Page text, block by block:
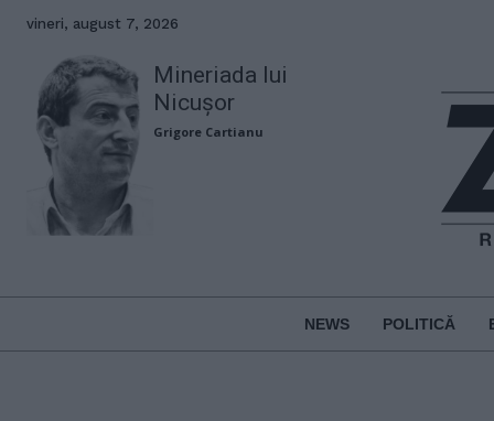
vineri, august 7, 2026
Mineriada lui
Nicușor
Grigore Cartianu
NEWS POLITICĂ